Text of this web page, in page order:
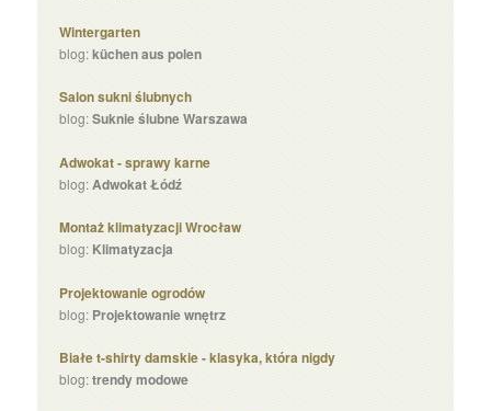
Wintergarten
blog:küchen aus polen
Salon sukni ślubnych
blog:Suknie ślubne Warszawa
Adwokat - sprawy karne
blog: Adwokat Łódź
Montaż klimatyzacji Wrocław
blog:Klimatyzacja
Projektowanie ogrodów
blog:Projektowanie wnętrz
Białe t-shirty damskie - klasyka, która nigdy
blog:trendy modowe